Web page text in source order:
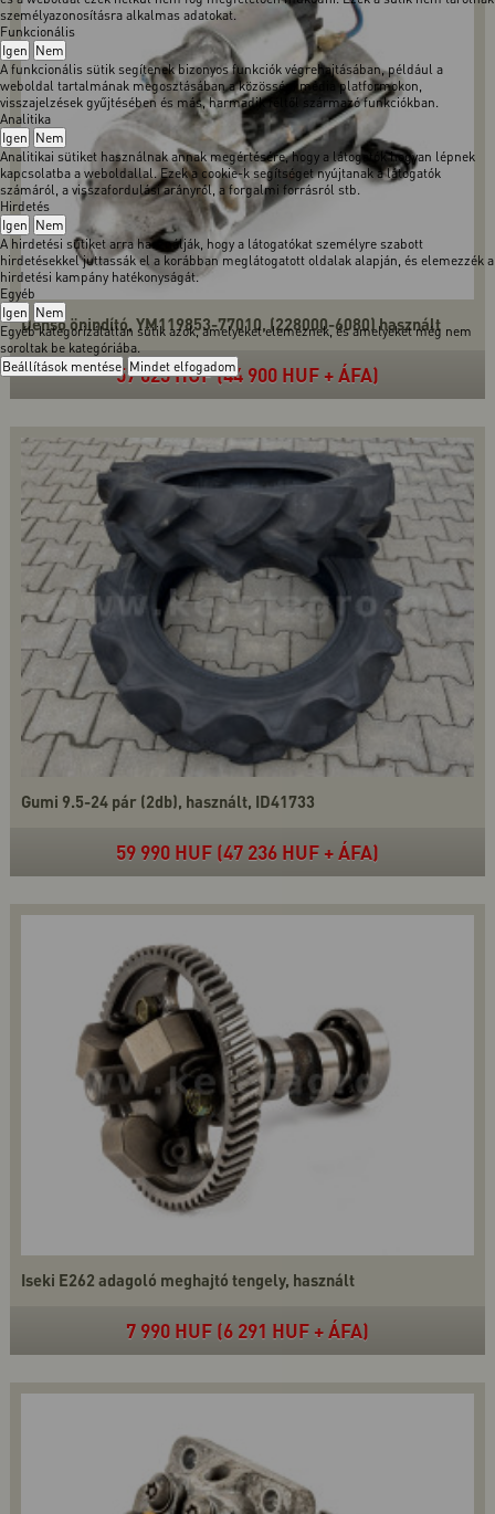
személyazonosításra alkalmas adatokat.
Funkcionális
Igen Nem
A funkcionális sütik segítenek bizonyos funkciók végrehajtásában, például a
weboldal tartalmának megosztásában a közösségi média platformokon,
visszajelzések gyűjtésében és más, harmadik féltől származó funkciókban.
Analitika
Igen Nem
Analitikai sütiket használnak annak megértésére, hogy a látogatók hogyan lépnek
kapcsolatba a weboldallal. Ezek a cookie-k segítséget nyújtanak a látogatók
számáról, a visszafordulási arányról, a forgalmi forrásról stb.
Hirdetés
Igen Nem
A hirdetési sütiket arra használják, hogy a látogatókat személyre szabott
hirdetésekkel juttassák el a korábban meglátogatott oldalak alapján, és elemezzék a
hirdetési kampány hatékonyságát.
Egyéb
Igen Nem
Egyéb kategorizálatlan sütik azok, amelyeket elemeznek, és amelyeket még nem
soroltak be kategóriába.
Beállítások mentése Mindet elfogadom
Denso önindító, YM119853-77010, (228000-6080) használt
57 023 HUF (44 900 HUF + ÁFA)
Gumi 9.5-24 pár (2db), használt, ID41733
59 990 HUF (47 236 HUF + ÁFA)
Iseki E262 adagoló meghajtó tengely, használt
7 990 HUF (6 291 HUF + ÁFA)